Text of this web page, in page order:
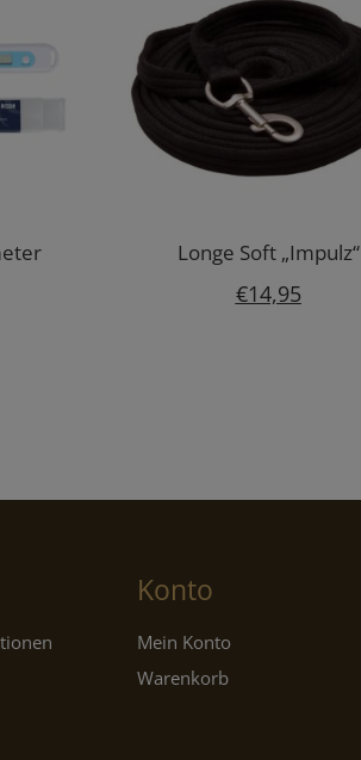
Longe Soft „Impulz“
€14,95
Konto
Mein Konto
Warenkorb